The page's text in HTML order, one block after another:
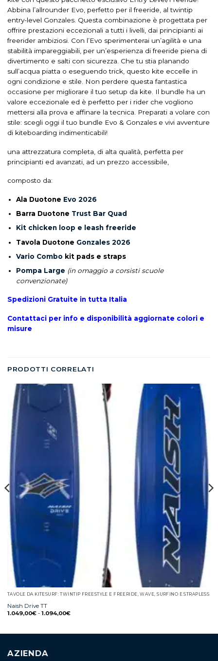
Abbina l’allrounder Evo, perfetto per il freeride, al twintip
entry-level Gonzales. Questa combinazione è progettata per
offrire prestazioni eccezionali a tutti i livelli, dai principianti ai
freerider ambiziosi. Con l’Evo sperimenterai un’agilità e una
stabilità impareggiabili, per un’esperienza di freeride piena di
divertimento e salti con sicurezza. Che tu stia planando
sull’acqua piatta o eseguendo trick, questo kite eccelle in
ogni condizione e stile. Non perdere questa fantastica
occasione per migliorare il tuo setup da kite. Il bundle ha un
valore eccezionale ed è perfetto per i rider che vogliono
mettersi alla prova e affinare la tecnica. Preparati a volare con
stile: scegli oggi il tuo bundle Evo & Gonzales e vivi avventure
di kiteboarding indimenticabili!
una attrezzatura completa, di alta qualità, perfetta per
principianti ed avanzati, ad un prezzo accessibile,
composto da:
Ala Duotone Evo 2026
Barra Duotone Trust Bar Quad
Kit chicken loop e leash freeride
Tavola Duotone Gonzales 2026
Vario Combo kit pads e straps
Pompa Large (in omaggio a corsisti scuole
convenzionate)
Spedizioni Gratuite in tutta Italia
Contattaci per info e disponibilità aggiornate colori e
misure
PRODOTTI CORRELATI
TAVOLE DA KITESURF: TWINTIP FREESTYLE E FREERIDE, WAVE, SURFINO E STRAPLESS
Naish Drive TT
1.049,00€ - 1.094,00€
AZIENDA